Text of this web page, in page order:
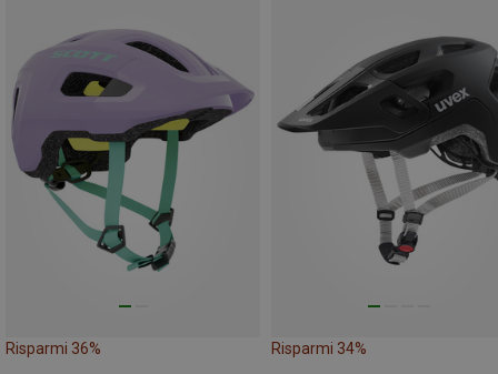
Risparmi 36% Risparmi 34%